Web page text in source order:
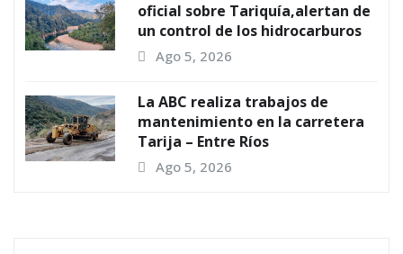
oficial sobre Tariquía,alertan de
un control de los hidrocarburos
Ago 5, 2026
La ABC realiza trabajos de
mantenimiento en la carretera
Tarija – Entre Ríos
Ago 5, 2026